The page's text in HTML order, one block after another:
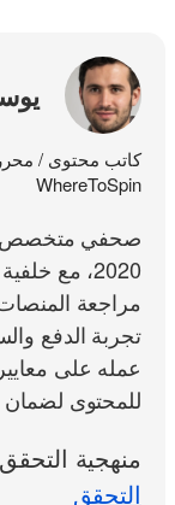
WhereToSpin
صحفي متخصص
2020، مع
مراجعة
تجربة الدفع
عمله على
للمحتوى لضمان
منهجية
التحقق